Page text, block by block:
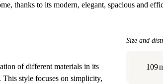
thanks to its modern, elegant, spacious and
of different materials in its
style focuses on simplicity,
Size and
109